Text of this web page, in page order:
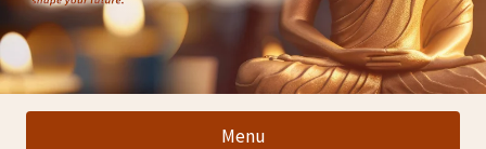
Menu